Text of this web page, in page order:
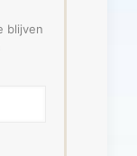
blijven